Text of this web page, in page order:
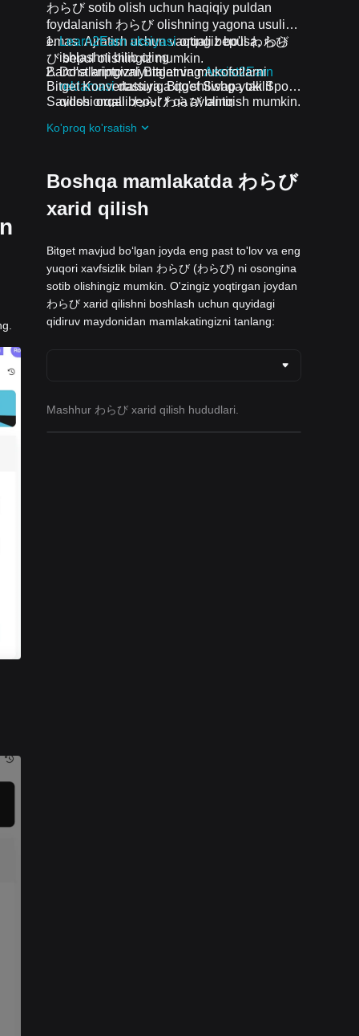
わらび sotib olish uchun haqiqiy puldan
foydalanish わらび olishning yagona usuli
emas. Ajratish uchun vaqtingiz bo'lsa, わら
び bepul olishingiz mumkin.
Learn2Earn aksiyasiorqali bepul わらび
ishlashni bilib oling
Do'stlaringizni BitgetningAssist2Earn
reklamasidasturiga qo'shilishga taklif
qilish orqali bepul わらび oling
aksiyalariguruhiga qo'shilish orqali わらび
Barcha kriptovalyutalar va mukofotlarni
Bitget Konvertatsiya, Bitget Swap yoki Spot
Savdosi orqali わらび ga aylantirish mumkin.
Ko'proq ko'rsatish
Boshqa mamlakatda わらび
xarid qilish
Bitget mavjud boʻlgan joyda eng past to'lov va eng
yuqori xavfsizlik bilan わらび (わらび) ni osongina
sotib olishingiz mumkin. O'zingiz yoqtirgan joydan
わらび xarid qilishni boshlash uchun quyidagi
qidiruv maydonidan mamlakatingizni tanlang:
Mashhur わらび xarid qilish hududlari.